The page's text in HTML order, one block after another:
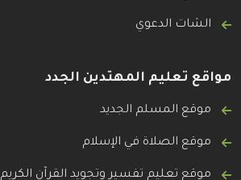
الشات الدعوي
مواقع تعليم المهتدين الجدد
موقع المسلم الجديد
موقع الصلاة في الإسلام
موقع تعليم تفسير وتجويد القرآن الكريم